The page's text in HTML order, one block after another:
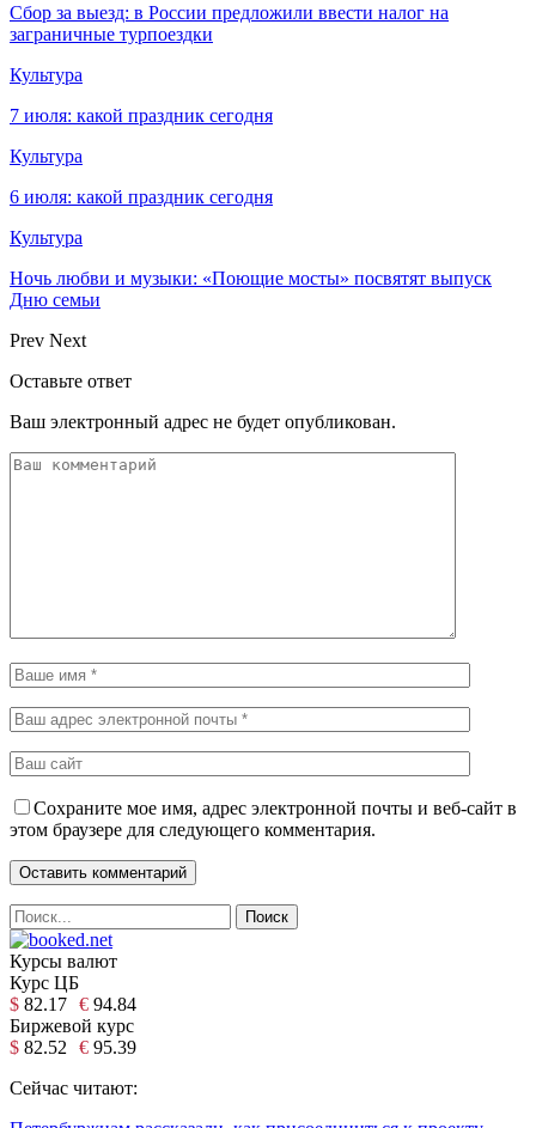
Сбор за выезд: в России предложили ввести налог на
заграничные турпоездки
Культура
7 июля: какой праздник сегодня
Культура
6 июля: какой праздник сегодня
Культура
Ночь любви и музыки: «Поющие мосты» посвятят выпуск
Дню семьи
Prev Next
Оставьте ответ
Ваш электронный адрес не будет опубликован.
Сохраните мое имя, адрес электронной почты и веб-сайт в
этом браузере для следующего комментария.
Курсы валют
Курс ЦБ
$ 82.17 € 94.84
Биржевой курс
$ 82.52 € 95.39
Сейчас читают: